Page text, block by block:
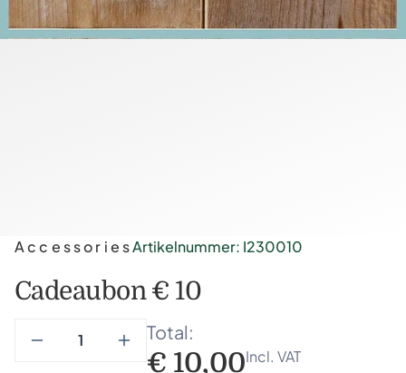
Cadeaubon € 10
AccessoriesArtikelnummer: I230010
Total:
€ 10,00Incl. VAT